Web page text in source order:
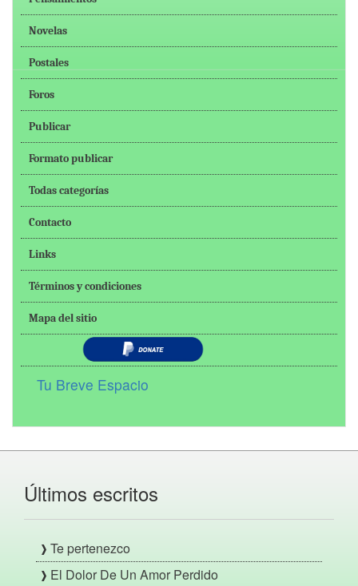
Novelas
Postales
Foros
Publicar
Formato publicar
Todas categorías
Contacto
Links
Términos y condiciones
Mapa del sitio
Tu Breve Espacio
Últimos escritos
Te pertenezco
El Dolor De Un Amor Perdido